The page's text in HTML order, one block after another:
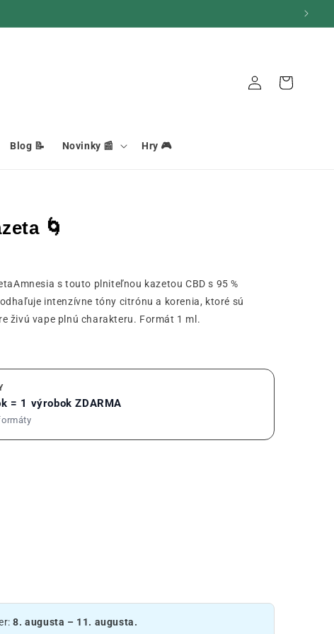
Blog 📝 Novinky 📰 Hry 🎮
Pripojenie Košík
🌀
s touto plniteľnou kazetou CBD s 95 %
intenzívne tóny citrónu a korenia, ktoré sú
živú vape plnú charakteru. Formát 1 ml.
= 1 výrobok ZDARMA
8. augusta – 11. augusta.